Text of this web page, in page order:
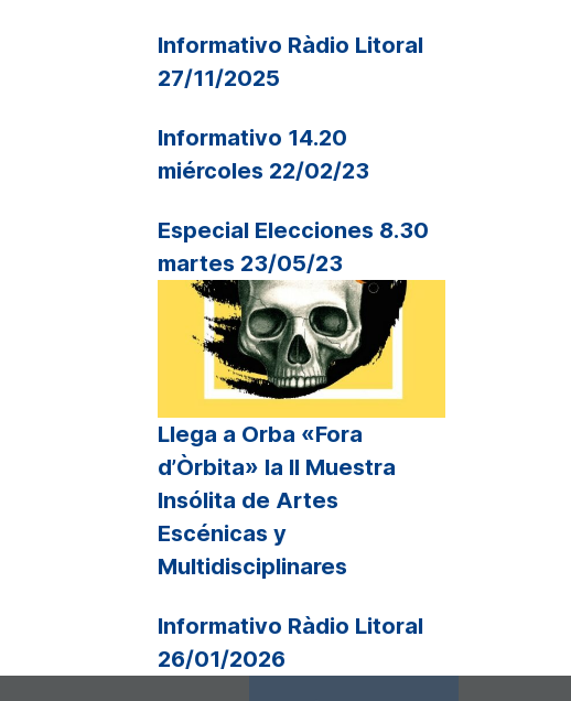
Informativo Ràdio Litoral
27/11/2025
Informativo 14.20
miércoles 22/02/23
Especial Elecciones 8.30
martes 23/05/23
Llega a Orba «Fora
d’Òrbita» la II Muestra
Insólita de Artes
Escénicas y
Multidisciplinares
Informativo Ràdio Litoral
26/01/2026